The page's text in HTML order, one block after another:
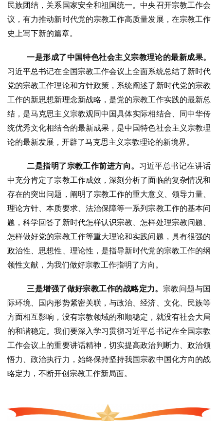
民族团结，关系国家安全和祖国统一。中央召开宗教工作会
议，有力推动新时代党的宗教工作高质量发展，在宗教工作
史上写下新的篇章。
一是形成了中国特色社会主义宗教理论的最新成果。
习近平总书记在全国宗教工作会议上全面系统总结了新时代
党的宗教工作理论和方针政策，系统阐述了新时代党的宗教
工作的新思想新理念新战略，是党的宗教工作实践的最新总
结，是马克思主义宗教观同中国具体实际相结合、同中华传
统优秀文化相结合的最新成果，是中国特色社会主义宗教理
论的最新发展，开辟了马克思主义宗教理论的新境界。
二是指明了宗教工作前进方向。 习近平总书记在讲话
中充分肯定了宗教工作成效，深刻分析了面临的复杂情况和
存在的突出问题，阐明了宗教工作的重大意义、领导力量、
理论方针、本质要求、法治保障等一系列宗教工作的基本问
题，科学回答了新时代怎样认识宗教、怎样处理宗教问题、
怎样做好党的宗教工作等重大理论和实践问题，具有很强的
政治性、思想性、理论性，是指导新时代党的宗教工作的纲
领性文献，为我们做好宗教工作指明了方向。
三是增强了做好宗教工作的战略定力。 宗教问题与国
际环境、国内形势紧密关联，与政治、经济、文化、民族等
方面相互影响，没有宗教领域的和顺稳定，就没有社会大局
的和谐稳定。我们要深入学习贯彻习近平总书记在全国宗教
工作会议上的重要讲话精神，切实提高政治判断力、政治领
悟力、政治执行力，始终保持坚持我国宗教中国化方向的战
略定力，不断开创宗教工作新局面。